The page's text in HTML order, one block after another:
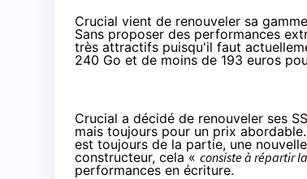
Crucial vient de renouveler sa
Sans proposer des performances
très attractifs puisqu'il faut
240 Go et de moins de 193 euros
Crucial a décidé de renouveler ses
mais toujours pour un prix
est toujours de la partie, une
constructeur, cela « consiste à répartir
performances en écriture.